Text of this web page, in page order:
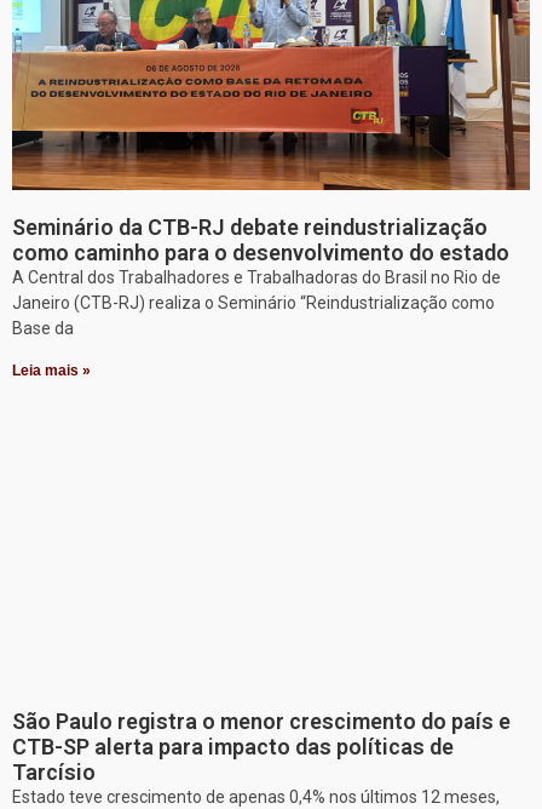
Seminário da CTB-RJ debate reindustrialização
como caminho para o desenvolvimento do estado
A Central dos Trabalhadores e Trabalhadoras do Brasil no Rio de
Janeiro (CTB-RJ) realiza o Seminário “Reindustrialização como
Base da
Leia mais »
São Paulo registra o menor crescimento do país e
CTB-SP alerta para impacto das políticas de
Tarcísio
Estado teve crescimento de apenas 0,4% nos últimos 12 meses,